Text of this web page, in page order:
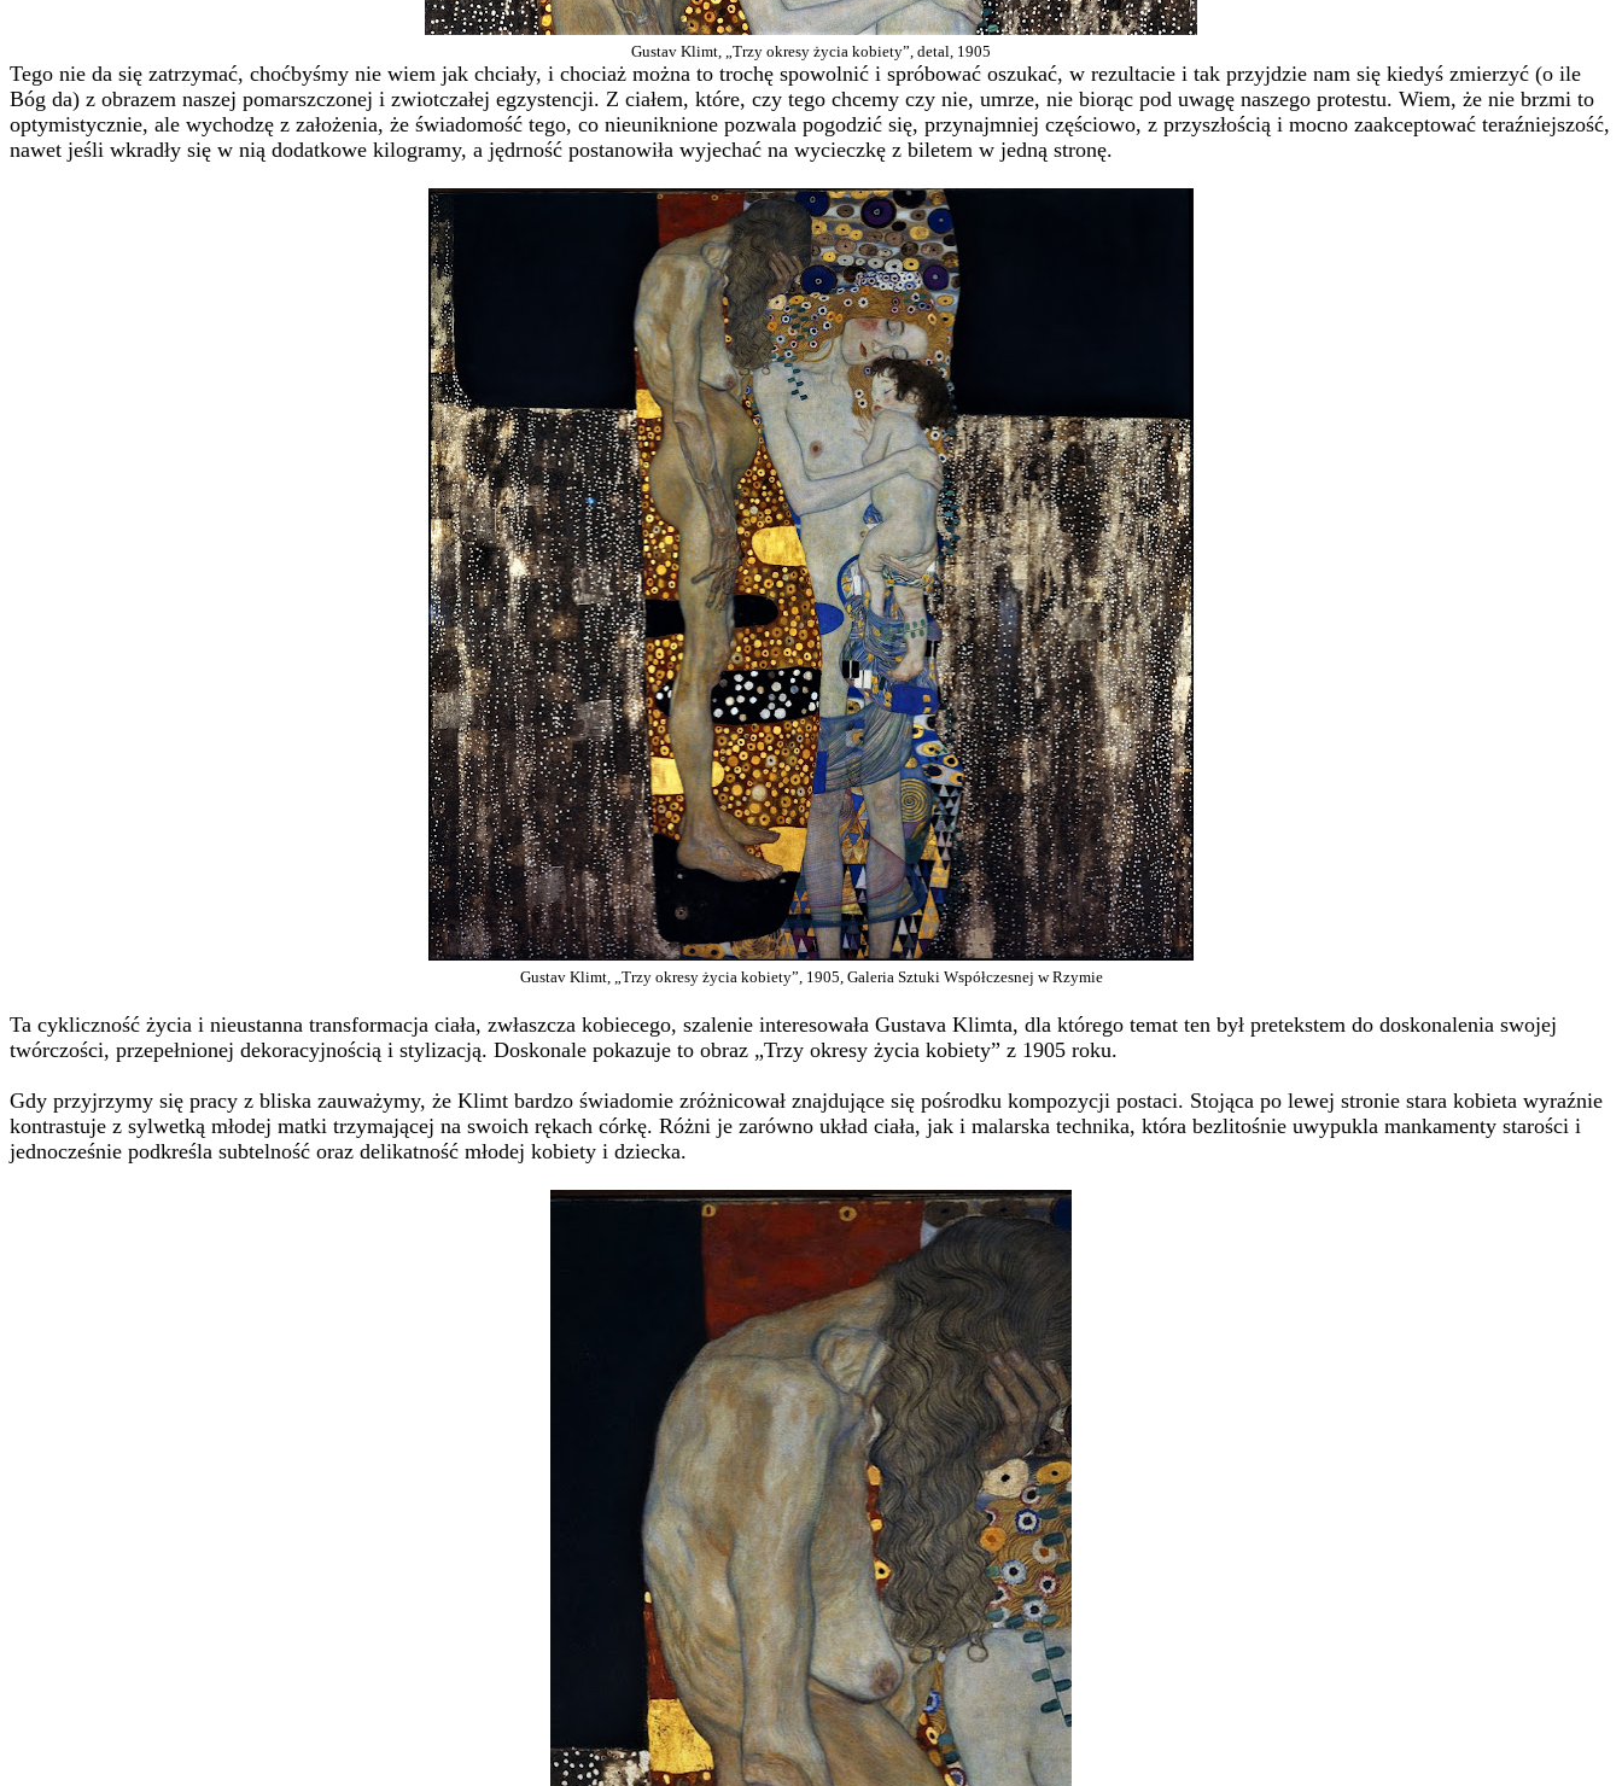
Gustav Klimt, „Trzy okresy życia kobiety”, detal, 1905
Tego nie da się zatrzymać, choćbyśmy nie wiem jak chciały, i chociaż można to trochę spowolnić i spróbować oszukać, w rezultacie i tak przyjdzie nam się kiedyś zmierzyć (o ile
Bóg da) z obrazem naszej pomarszczonej i zwiotczałej egzystencji. Z ciałem, które, czy tego chcemy czy nie, umrze, nie biorąc pod uwagę naszego protestu. Wiem, że nie brzmi to
optymistycznie, ale wychodzę z założenia, że świadomość tego, co nieuniknione pozwala pogodzić się, przynajmniej częściowo, z przyszłością i mocno zaakceptować teraźniejszość,
nawet jeśli wkradły się w nią dodatkowe kilogramy, a jędrność postanowiła wyjechać na wycieczkę z biletem w jedną stronę.
Gustav Klimt, „Trzy okresy życia kobiety”, 1905, Galeria Sztuki Współczesnej w Rzymie
Ta cykliczność życia i nieustanna transformacja ciała, zwłaszcza kobiecego, szalenie interesowała Gustava Klimta, dla którego temat ten był pretekstem do doskonalenia swojej
twórczości, przepełnionej dekoracyjnością i stylizacją. Doskonale pokazuje to obraz „Trzy okresy życia kobiety” z 1905 roku.
Gdy przyjrzymy się pracy z bliska zauważymy, że Klimt bardzo świadomie zróżnicował znajdujące się pośrodku kompozycji postaci. Stojąca po lewej stronie stara kobieta wyraźnie
kontrastuje z sylwetką młodej matki trzymającej na swoich rękach córkę. Różni je zarówno układ ciała, jak i malarska technika, która bezlitośnie uwypukla mankamenty starości i
jednocześnie podkreśla subtelność oraz delikatność młodej kobiety i dziecka.